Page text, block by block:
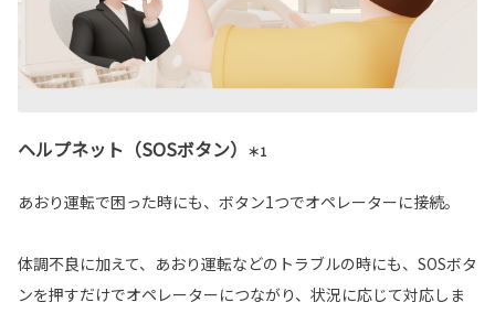
ヘルプネット（SOSボタン） ＊1
あおり運転で困った時にも、ボタン1つでオペレーターに接続。
体調不良に加えて、あおり運転などのトラブルの時にも、SOSボタ
ンを押すだけでオペレーターにつながり、状況に応じて対応しま